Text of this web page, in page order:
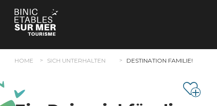
Cookie-Einstellungen
HOME SICH UNTERHALTEN DESTINATION FAMILIE!